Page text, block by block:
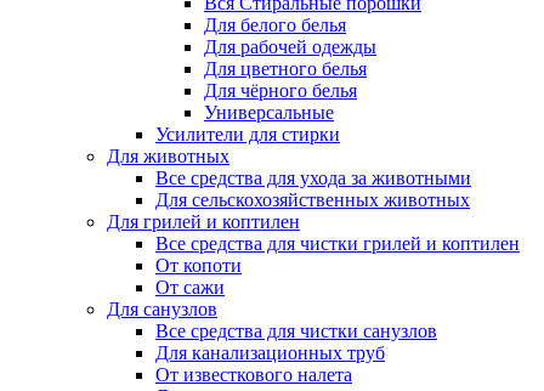
Для белого белья
Для рабочей одежды
Для цветного белья
Для чёрного белья
Универсальные
Усилители для стирки
Для животных
Все средства для ухода за животными
Для сельскохозяйственных животных
Для грилей и коптилен
Все средства для чистки грилей и коптилен
От копоти
От сажи
Для санузлов
Все средства для чистки санузлов
Для канализационных труб
От известкового налета